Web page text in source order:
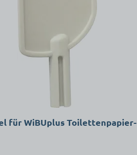
für WiBUplus Toilettenpapier-